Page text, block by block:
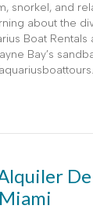
snorkel, and
about the
Boat Rentals
Bay’s